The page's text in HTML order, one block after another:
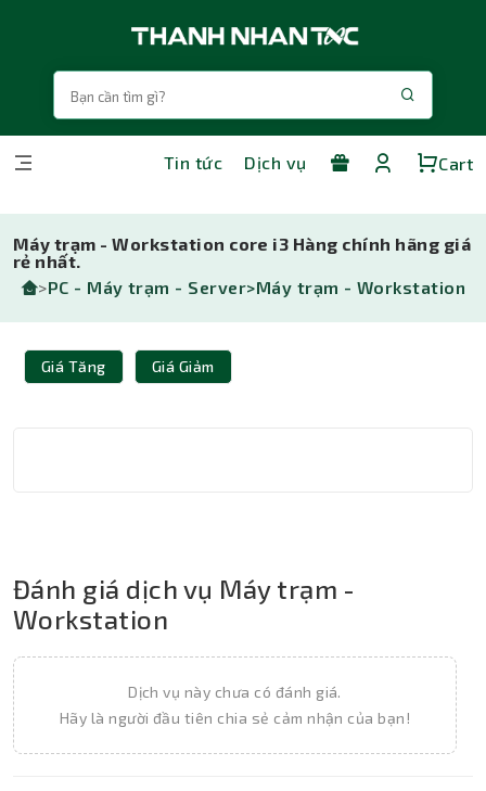
Tin tức Dịch vụ Cart
Máy trạm - Workstation core i3 Hàng chính hãng giá
rẻ nhất.
>PC - Máy trạm - Server>Máy trạm - Workstation
Giá Tăng Giá Giảm
Đánh giá dịch vụ Máy trạm -
Workstation
Dịch vụ này chưa có đánh giá.
Hãy là người đầu tiên chia sẻ cảm nhận của bạn!